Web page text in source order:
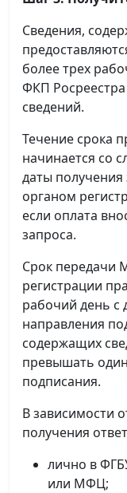
Сведения,
более трех
ФКП
сведений.
Течение срока
начинается со
даты
органом
если оплата
запроса.
Срок передачи
регистрации
рабочий день с
направления
содержащих
превышать
подписания.
В зависимости
получения
лично в
или МФЦ;